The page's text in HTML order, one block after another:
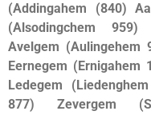
(Addingahem (840)
(Alsodingchem 959)
Avelgem (Aulingehem
Eernegem (Ernigahem
Ledegem
877) Zevergem